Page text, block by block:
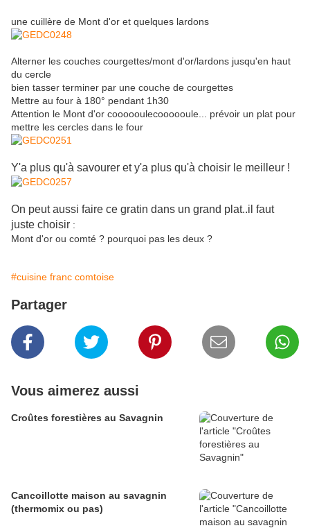
une cuillère de Mont d'or et quelques lardons
Alterner les couches courgettes/mont d'or/lardons jusqu'en haut
du cercle
bien tasser terminer par une couche de courgettes
Mettre au four à 180° pendant 1h30
Attention le Mont d'or coooooulecoooooule ... prévoir un plat pour
mettre les cercles dans le four
Y'a plus qu'à savourer et y'a plus qu'à choisir le meilleur !
On peut aussi faire ce gratin dans un grand plat..il faut
juste choisir :
Mont d'or ou comté ? pourquoi pas les deux ?
#cuisine franc comtoise
Partager
Vous aimerez aussi
Croûtes forestières au Savagnin
Cancoillotte maison au savagnin
(thermomix ou pas)